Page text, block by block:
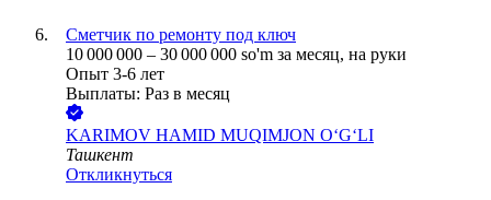
Сметчик по ремонту под ключ
10 000 000 – 30 000 000 so'm за месяц, на руки
Опыт 3-6 лет
Выплаты: Раз в месяц
KARIMOV HAMID MUQIMJON O‘G‘LI
Ташкент
Откликнуться